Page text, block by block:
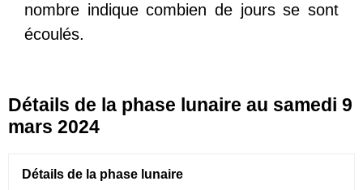
nombre indique combien de jours se sont
écoulés.
Détails de la phase lunaire au samedi 9
mars 2024
Détails de la phase lunaire